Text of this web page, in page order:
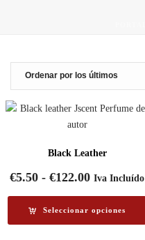
Black Leather
€5.50 - €122.00Rango
precios:
Iva Incluído
Seleccionar opciones